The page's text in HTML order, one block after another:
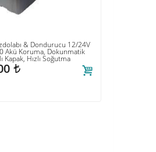
& Dondurucu 12/24V
Akü Koruma, Dokunmatik
Kapak, Hızlı Soğutma
t